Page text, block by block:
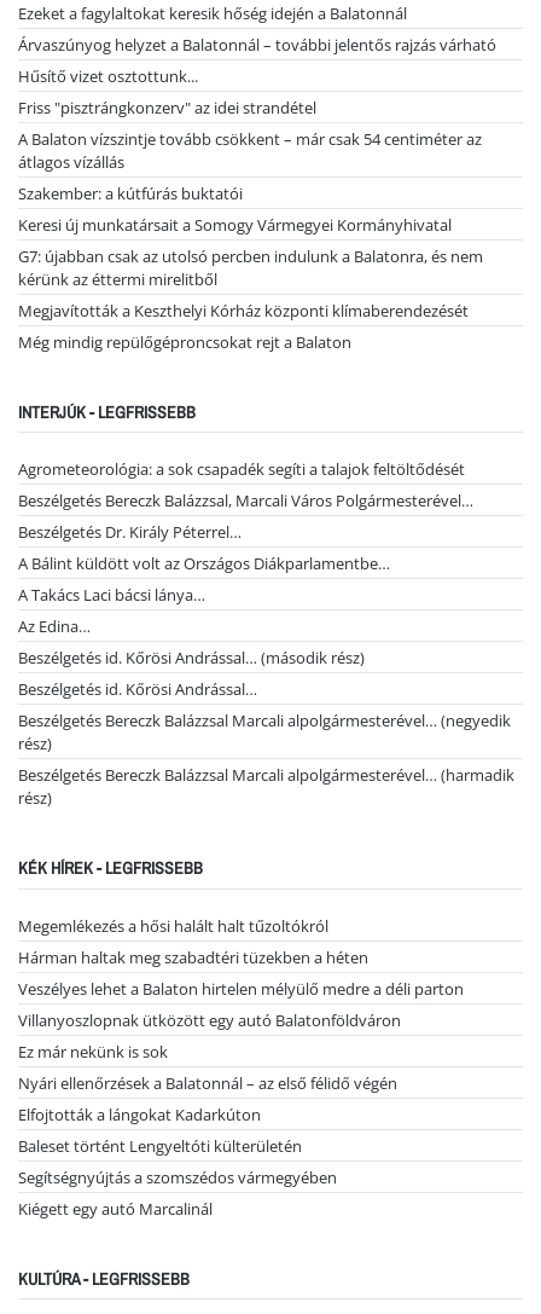
Ezeket a fagylaltokat keresik hőség idején a Balatonnál
Árvaszúnyog helyzet a Balatonnál – további jelentős rajzás várható
Hűsítő vizet osztottunk...
Friss "pisztrángkonzerv" az idei strandétel
A Balaton vízszintje tovább csökkent – már csak 54 centiméter az
átlagos vízállás
Szakember: a kútfúrás buktatói
Keresi új munkatársait a Somogy Vármegyei Kormányhivatal
G7: újabban csak az utolsó percben indulunk a Balatonra, és nem
kérünk az éttermi mirelitből
Megjavították a Keszthelyi Kórház központi klímaberendezését
Még mindig repülőgéproncsokat rejt a Balaton
INTERJÚK - LEGFRISSEBB
Agrometeorológia: a sok csapadék segíti a talajok feltöltődését
Beszélgetés Bereczk Balázzsal, Marcali Város Polgármesterével…
Beszélgetés Dr. Király Péterrel…
A Bálint küldött volt az Országos Diákparlamentbe…
A Takács Laci bácsi lánya…
Az Edina…
Beszélgetés id. Kőrösi Andrással… (második rész)
Beszélgetés id. Kőrösi Andrással…
Beszélgetés Bereczk Balázzsal Marcali alpolgármesterével… (negyedik
rész)
Beszélgetés Bereczk Balázzsal Marcali alpolgármesterével… (harmadik
rész)
KÉK HÍREK - LEGFRISSEBB
Megemlékezés a hősi halált halt tűzoltókról
Hárman haltak meg szabadtéri tüzekben a héten
Veszélyes lehet a Balaton hirtelen mélyülő medre a déli parton
Villanyoszlopnak ütközött egy autó Balatonföldváron
Ez már nekünk is sok
Nyári ellenőrzések a Balatonnál – az első félidő végén
Elfojtották a lángokat Kadarkúton
Baleset történt Lengyeltóti külterületén
Segítségnyújtás a szomszédos vármegyében
Kiégett egy autó Marcalinál
KULTÚRA - LEGFRISSEBB